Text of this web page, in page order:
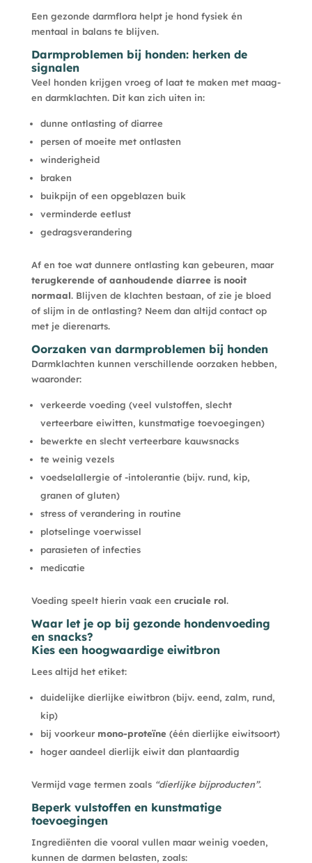
Een gezonde darmflora helpt je hond fysiek én
mentaal in balans te blijven.
Darmproblemen bij honden: herken de
signalen
Veel honden krijgen vroeg of laat te maken met maag-
en darmklachten. Dit kan zich uiten in:
dunne ontlasting of diarree
persen of moeite met ontlasten
winderigheid
braken
buikpijn of een opgeblazen buik
verminderde eetlust
gedragsverandering
Af en toe wat dunnere ontlasting kan gebeuren, maar
terugkerende of aanhoudende diarree is nooit
normaal. Blijven de klachten bestaan, of zie je bloed
of slijm in de ontlasting? Neem dan altijd contact op
met je dierenarts.
Oorzaken van darmproblemen bij honden
Darmklachten kunnen verschillende oorzaken hebben,
waaronder:
verkeerde voeding (veel vulstoffen, slecht
verteerbare eiwitten, kunstmatige toevoegingen)
bewerkte en slecht verteerbare kauwsnacks
te weinig vezels
voedselallergie of -intolerantie (bijv. rund, kip,
granen of gluten)
stress of verandering in routine
plotselinge voerwissel
parasieten of infecties
medicatie
Voeding speelt hierin vaak een cruciale rol.
Waar let je op bij gezonde hondenvoeding
en snacks?
Kies een hoogwaardige eiwitbron
Lees altijd het etiket:
duidelijke dierlijke eiwitbron (bijv. eend, zalm, rund,
kip)
bij voorkeur mono-proteïne(één dierlijke eiwitsoort)
hoger aandeel dierlijk eiwit dan plantaardig
Vermijd vage termen zoals “dierlijke bijproducten”.
Beperk vulstoffen en kunstmatige
toevoegingen
Ingrediënten die vooral vullen maar weinig voeden,
kunnen de darmen belasten, zoals: